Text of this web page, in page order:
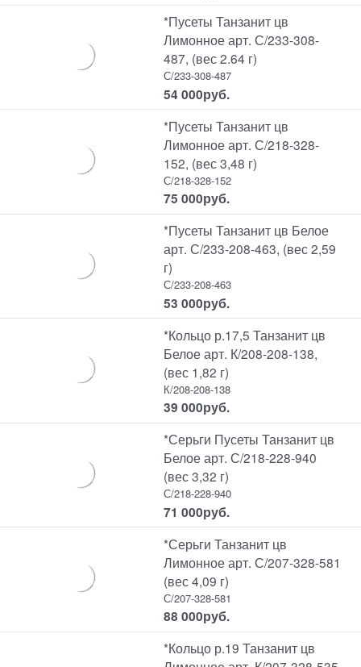
*Пусеты Танзанит цв
Лимонное арт. С/233-308-
487, (вес 2.64 г)
С/233-308-487
54 000руб.
*Пусеты Танзанит цв
Лимонное арт. С/218-328-
152, (вес 3,48 г)
С/218-328-152
75 000руб.
*Пусеты Танзанит цв Белое
арт. С/233-208-463, (вес 2,59
г)
С/233-208-463
53 000руб.
*Кольцо р.17,5 Танзанит цв
Белое арт. К/208-208-138,
(вес 1,82 г)
К/208-208-138
39 000руб.
*Серьги Пусеты Танзанит цв
Белое арт. С/218-228-940
(вес 3,32 г)
С/218-228-940
71 000руб.
*Серьги Танзанит цв
Лимонное арт. С/207-328-581
(вес 4,09 г)
С/207-328-581
88 000руб.
*Кольцо р.19 Танзанит цв